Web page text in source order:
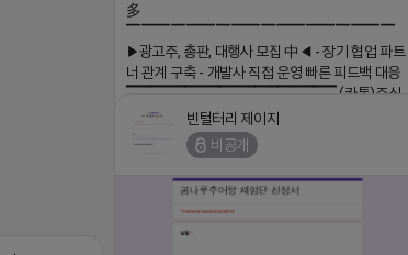
多
▔▔▔▔▔▔▔▔▔▔▔▔▔▔▔▔▔▔
▶광고주, 총판, 대행사 모집 中◀ - 장기 협업 파트
너 관계 구축 - 개발사 직접 운영 빠른 피드백 대응
▔▔▔▔▔▔▔▔▔▔▔▔▔▔▔▔▔▔ (카톡)주식
회사 더 풀림 https://더풀림상담.enn.kr https://
더풀림상담.enn.kr
빈털터리 제이지
비공개